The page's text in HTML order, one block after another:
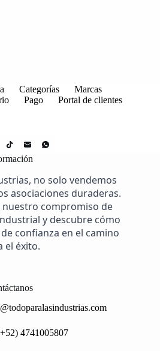
Categorías
Marcas
Pago Portal de clientes
no solo vendemos
asociaciones duraderas.
compromiso de
y descubre cómo
confianza en el camino
el éxito.
4741005807